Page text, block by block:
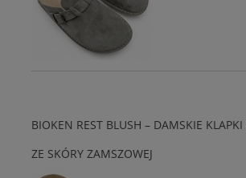
BIOKEN REST BLUSH – DAMSKIE
ZE SKÓRY ZAMSZOWEJ